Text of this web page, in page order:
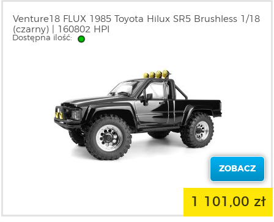
Venture18 FLUX 1985 Toyota Hilux SR5 Brushless 1/18
(czarny) | 160802 HPI
Dostępna ilość:
ZOBACZ
1 101,00 zł